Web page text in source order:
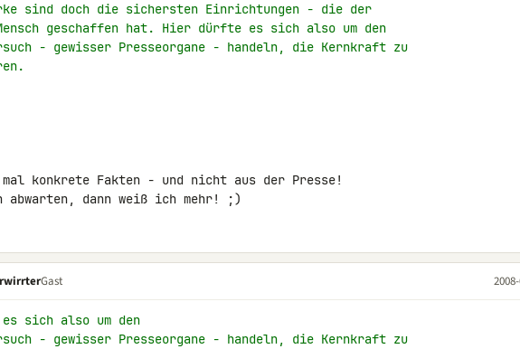
sind doch die sichersten Einrichtungen - die der
geschaffen hat. Hier dürfte es sich also um den
- gewisser Presseorgane - handeln, die Kernkraft zu
konkrete Fakten - und nicht aus der Presse!
abwarten, dann weiß ich mehr! ;)
Gast
sich also um den
- gewisser Presseorgane - handeln, die Kernkraft zu